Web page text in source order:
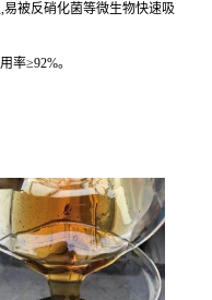
被反硝化菌等微生物快速吸
率≥92%。